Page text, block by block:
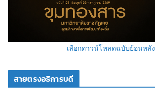
เลือกดาวน์โหลดฉบับย้อนหลัง
สายตรงอธิการบดี